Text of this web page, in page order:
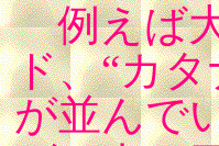
例えば大
ド、“カ
が並んで